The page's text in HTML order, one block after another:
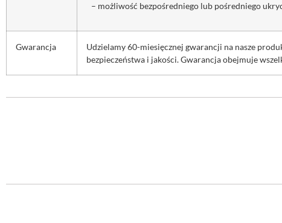
– możliwość bezpośredniego lub pośredniego
Gwarancja
Udzielamy 60-miesięcznej gwarancji na nasze
bezpieczeństwa i jakości. Gwarancja obejmuje